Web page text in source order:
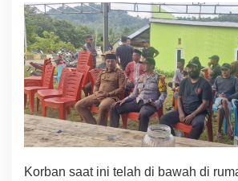
t
Y
a
n
g
D
i
t
e
r
a
Korban saat ini telah di bawah di